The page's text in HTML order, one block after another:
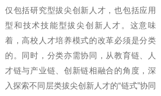
仅包括研究型拔尖创新人才，也包括应用
型和技术技能型拔尖创新人才。这意味
着，高校人才培养模式的改革必须是分类
的。同时，分类亦需协同，从教育链、人
才链与产业链、创新链相融合的角度，深
入探索不同层类拔尖创新人才的“链式”协同